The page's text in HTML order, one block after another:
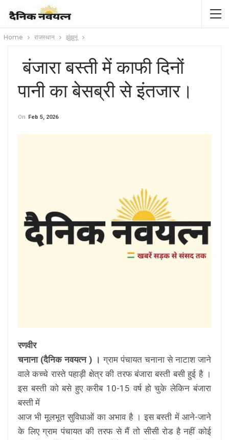
Home राजस्थान झुंझुनूं
बंजारा बस्ती में काफी दिनों
पानी का बेसब्री से इंतजार।
On Feb 5, 2026
रणवीर
चनाना (दैनिक नवयत्न ) । ग्राम पंचायत चनाना से नाटाश जाने
वाले कच्चे रास्ते पहाड़ी क्षेत्र की तरफ बंजारा बस्ती बसी हुई है ।
इस बस्ती को बसे हुए करीब 10-15 वर्ष हो चुके लेकिन बंजारा
बस्ती में
आज भी मूलभूत सुविधाओं का अभाव है । इस बस्ती में आने-जाने
के लिए ग्राम पंचायत की तरफ से मैं तो सीसी रोड है नहीं कोई